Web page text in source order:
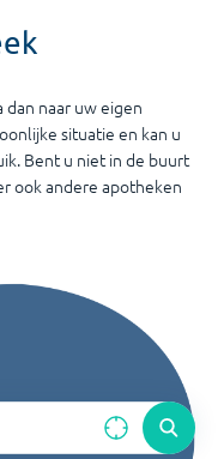
dan naar uw eigen
situatie en kan u
Bent u niet in de buurt
ook andere apotheken